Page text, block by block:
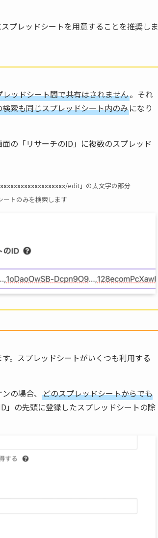
プレッドシートを用意することを推奨しま
レッドシート間で共有はされません。それ
索も同じスプレッドシート内のみになり
の「リサーチのID」に複数のスプレッド
/edit」の太文字の部分
トのみを検索します
。スプレッドシートがいくつも利用する
の場合、 どのスプレッドシートからでも
」の先頭に登録したスプレッドシートの除